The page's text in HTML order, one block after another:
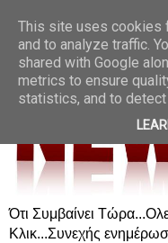
Ότι Συμβαίνει
Κλικ...Συνεχής
This site uses cookies
and to analyze traffic.
shared with Google
metrics to ensure
statistics, and to